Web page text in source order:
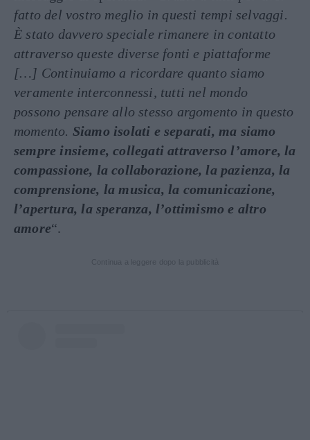
fatto del vostro meglio in questi tempi selvaggi.
È stato davvero speciale rimanere in contatto
attraverso queste diverse fonti e piattaforme
[…] Continuiamo a ricordare quanto siamo
veramente interconnessi, tutti nel mondo
possono pensare allo stesso argomento in questo
momento. Siamo isolati e separati, ma siamo
sempre insieme, collegati attraverso l’amore, la
compassione, la collaborazione, la pazienza, la
comprensione, la musica, la comunicazione,
l’apertura, la speranza, l’ottimismo e altro
amore“.